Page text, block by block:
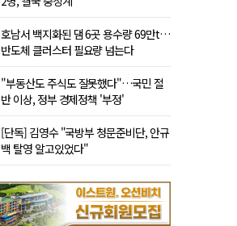
호남서 백지화된 댐 6곳 용수량 69만t…
반도체 클러스터 필요량 넘는다
"부동산도 주식도 잘못했다"…국민 절
반 이상, 정부 경제정책 '부정'
[단독] 김영수 "국방부 청문준비단, 안규
백 탈영 알고있었다"